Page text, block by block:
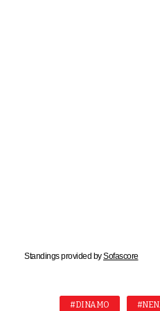
Standings provided bySofascore
#DINAMO